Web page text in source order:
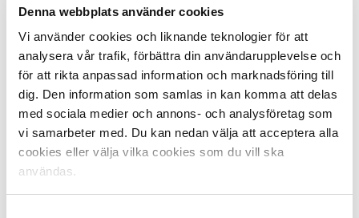
Denna webbplats använder cookies
Vi använder cookies och liknande teknologier för att
analysera vår trafik, förbättra din användarupplevelse och
för att rikta anpassad information och marknadsföring till
dig. Den information som samlas in kan komma att delas
med sociala medier och annons- och analysföretag som
vi samarbeter med. Du kan nedan välja att acceptera alla
cookies eller välja vilka cookies som du vill ska
användas.
Joel Andersson, BK Häcken
Franz Brorsson, Malmö FF
Johan Larsson, Bröndby IF
Rasmus Lindkvist, AIK
Joakim Nilsson, IF Elfsborg
Sotirios Papagiannopoulos, Östersunds FK
Anton Tinnerholm, Malmö FF
Jacob Une Larsson, Djurgården
Linus Wahlqvist, IFK Norrköping